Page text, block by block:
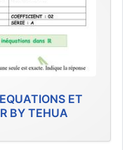
ET
BY TEHUA